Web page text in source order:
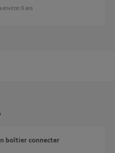
environ 9 ans
boîtier connecter